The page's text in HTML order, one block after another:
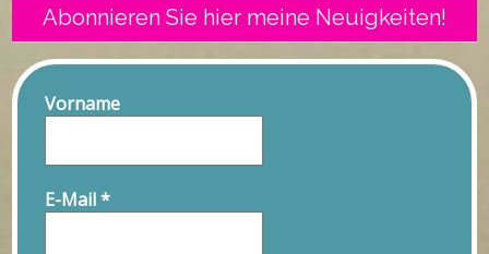
Abonnieren Sie hier meine Neuigkeiten!
Vorname
E-Mail*